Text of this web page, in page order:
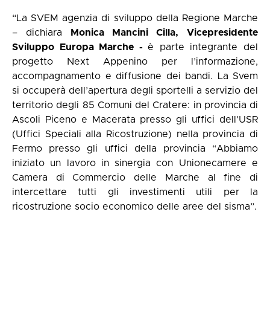
“La SVEM agenzia di sviluppo della Regione Marche
– dichiara
Monica Mancini Cilla,
Vicepresidente
Sviluppo Europa Marche -è parte integrante del
progetto Next Appenino per l’informazione,
accompagnamento e diffusione dei bandi. La Svem
si occuperà dell’apertura degli sportelli a servizio del
territorio degli 85 Comuni del Cratere: in provincia di
Ascoli Piceno e Macerata presso gli uffici dell’USR
(Uffici Speciali alla Ricostruzione) nella provincia di
Fermo presso gli uffici della provincia “Abbiamo
iniziato un lavoro in sinergia con Unionecamere e
Camera di Commercio delle Marche al fine di
intercettare tutti gli investimenti utili per la
ricostruzione socio economico delle aree del sisma”.